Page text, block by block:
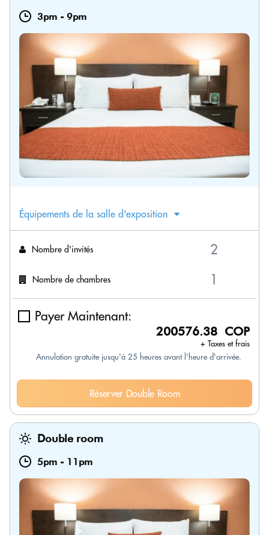
3pm - 9pm
Équipements de la salle d'exposition
Nombre d'invités
Nombre de chambres
Payer Maintenant:
200576.38 COP
+ Taxes et frais
Annulation gratuite jusqu'à 25 heures avant l'heure d'arrivée.
Réserver Double Room
Double room
5pm - 11pm